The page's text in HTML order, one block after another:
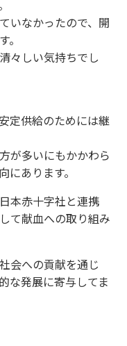
いなかったので、開
々しい気持ちでし
定供給のためには継
が多いにもかかわら
あります。
本赤十字社と連携
て献血への取り組み
会への貢献を通じ
な発展に寄与してま